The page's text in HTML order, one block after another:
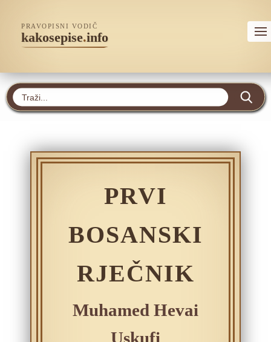
PRAVOPISNI VODIČ
kakosepise.info
PRVI
BOSANSKI
RJEČNIK
Muhamed Hevai
Uskufi